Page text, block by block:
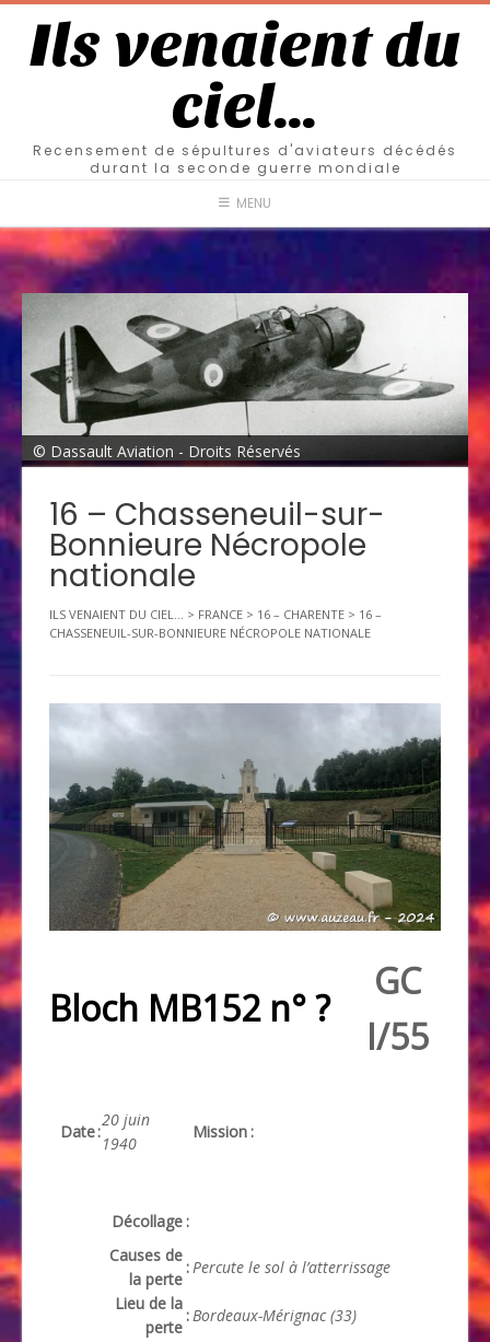
Ils venaient du
ciel…
Recensement de sépultures d'aviateurs décédés
durant la seconde guerre mondiale
MENU
© Dassault Aviation - Droits Réservés
16 – Chasseneuil-sur-
Bonnieure Nécropole
nationale
ILS VENAIENT DU CIEL... > FRANCE > 16 – CHARENTE > 16 –
CHASSENEUIL-SUR-BONNIEURE NÉCROPOLE NATIONALE
Bloch MB152 n° ?
GC
I/55
Date:
20 juin
1940
Mission :
Décollage :
Causes de
la perte
: Percute le sol à l’atterrissage
Lieu de la
perte
: Bordeaux-Mérignac (33)